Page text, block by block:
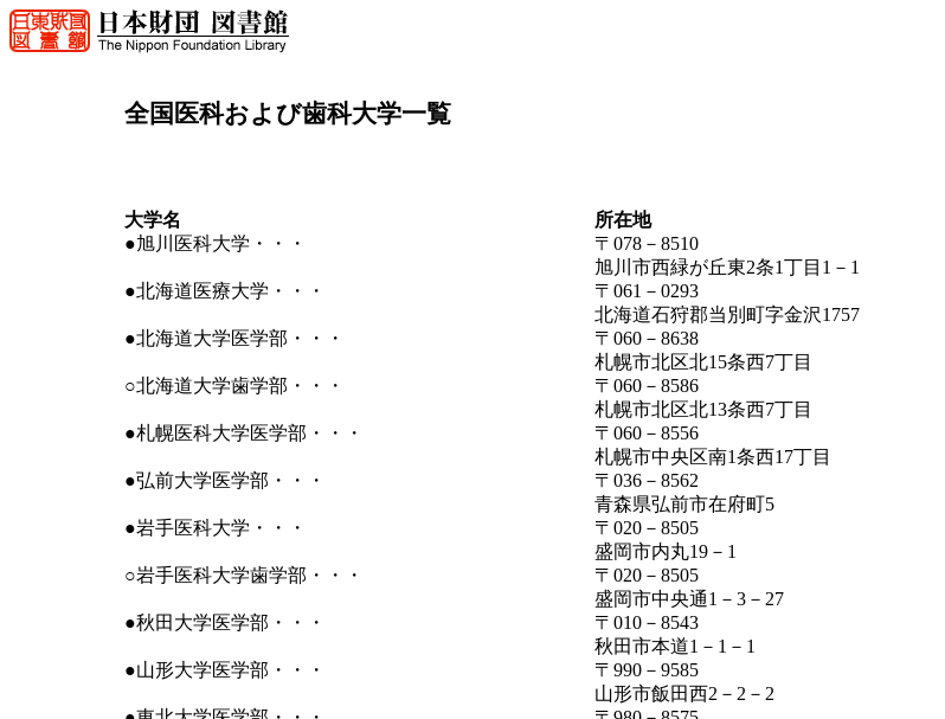
全国医科および歯科大学一覧
大学名
所在地
●旭川医科大学・・・
〒078－8510
旭川市西緑が丘東2条1丁目1－1
●北海道医療大学・・・
〒061－0293
北海道石狩郡当別町字金沢1757
●北海道大学医学部・・・
〒060－8638
札幌市北区北15条西7丁目
○北海道大学歯学部・・・
〒060－8586
札幌市北区北13条西7丁目
●札幌医科大学医学部・・・
〒060－8556
札幌市中央区南1条西17丁目
●弘前大学医学部・・・
〒036－8562
青森県弘前市在府町5
●岩手医科大学・・・
〒020－8505
盛岡市内丸19－1
○岩手医科大学歯学部・・・
〒020－8505
盛岡市中央通1－3－27
●秋田大学医学部・・・
〒010－8543
秋田市本道1－1－1
●山形大学医学部・・・
〒990－9585
山形市飯田西2－2－2